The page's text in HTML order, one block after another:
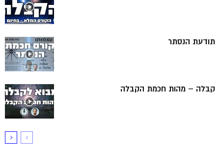
תודעת הנסתר
קבלה – מהות חכמת הקבלה